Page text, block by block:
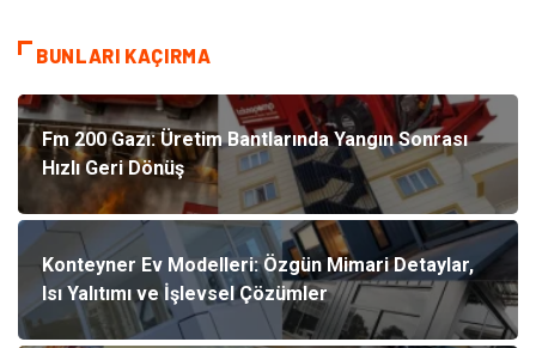
BUNLARI KAÇIRMA
Fm 200 Gazı: Üretim Bantlarında Yangın Sonrası
Hızlı Geri Dönüş
Konteyner Ev Modelleri: Özgün Mimari Detaylar,
Isı Yalıtımı ve İşlevsel Çözümler